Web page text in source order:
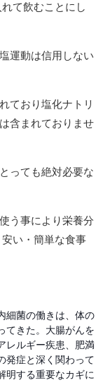
て飲むことにし
運動は信用しない
ており塩化ナトリ
含まれておりませ
っても絶対必要な
う事により栄養分
い・簡単な食事
細菌の働きは、体の
てきた。大腸がんを
レルギー疾患、肥満
発症と深く関わって
明する重要なカギに